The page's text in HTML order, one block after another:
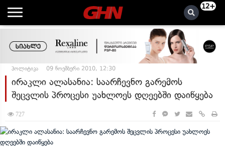
12+
პოლიტიკა 09 ნოემბერი 2010, 12:30
ირაკლი ალასანია: საარჩევნო გარემოს
შეცვლის პროცესი უახლოეს დღეებში დაიწყება
727